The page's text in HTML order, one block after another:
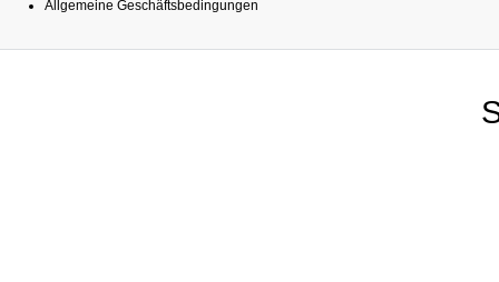
Allgemeine Geschäftsbedingungen